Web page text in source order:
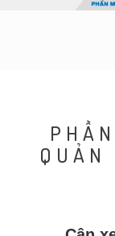
QUẢN